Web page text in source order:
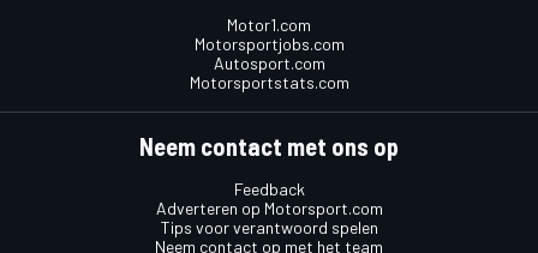
Motor1.com
Motorsportjobs.com
Autosport.com
Motorsportstats.com
Neem contact met ons op
Feedback
Adverteren op Motorsport.com
Tips voor verantwoord spelen
Neem contact op met het team